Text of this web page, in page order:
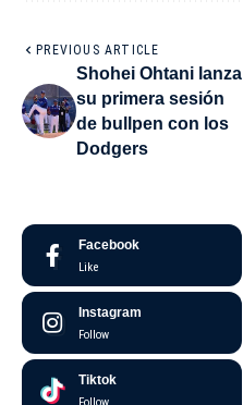
PREVIOUS ARTICLE
Shohei Ohtani lanza
su primera sesión
de bullpen con los
Dodgers
Facebook
Like
Instagram
Follow
Tiktok
Follow